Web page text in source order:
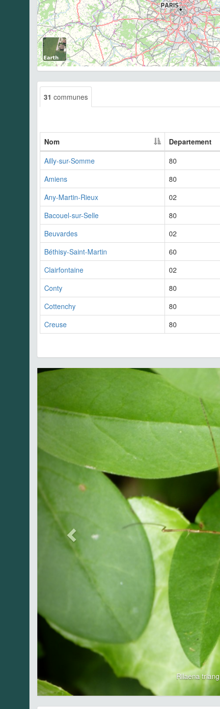
31 communes
Nom
Departement
Ailly-sur-Somme
80
Amiens
80
Any-Martin-Rieux
02
Bacouel-sur-Selle
80
Beuvardes
02
Béthisy-Saint-Martin
60
Clairfontaine
02
Conty
80
Cottenchy
80
Creuse
80
Rilaena